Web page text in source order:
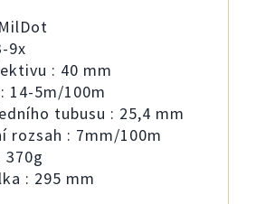
9x
: 40 mm
14-5m/100m
tubusu : 25,4 mm
rozsah : 7mm/100m
: 295 mm